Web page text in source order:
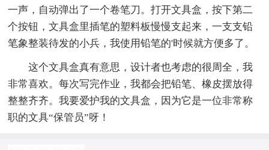
一声，自动弹出了一个卷笔刀。打开文具盒，按下第二
个按钮，文具盒里插笔的塑料板慢慢支起来，一支支铅
笔象整装待发的小兵，我使用铅笔的'时候就方便多了。
这个文具盒真有意思，设计者也考虑的很周全，我
非常喜欢。每次写完作业，我都会把铅笔、橡皮摆放得
整整齐齐。我要爱护我的文具盒，因为它是一位非常称
职的文具“保管员”呀！